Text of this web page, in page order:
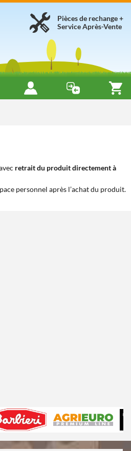
Pièces de rechange +
Service Après-Vente
retrait du produit directement à
personnel après l’achat du produit.